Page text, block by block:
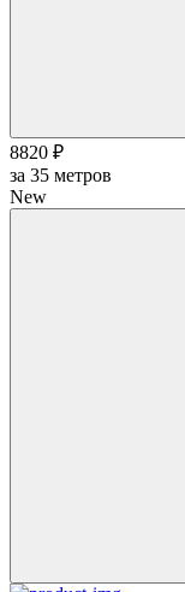
8820 ₽
за 35 метров
New